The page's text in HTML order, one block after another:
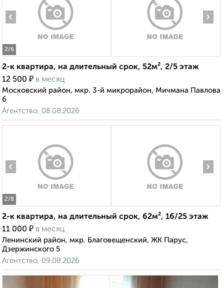
2/6
‹ ›
2-к квартира, на длительный срок, 52м², 2/5 этаж
12 500 ₽ в месяц
Московский район, мкр. 3-й микрорайон, Мичмана Павлова
6
Агентство, 08.08.2026
2/8
‹ ›
2-к квартира, на длительный срок, 62м², 16/25 этаж
11 000 ₽ в месяц
Ленинский район, мкр. Благовещенский, ЖК Парус,
Дзержинского 5
Агентство, 09.08.2026